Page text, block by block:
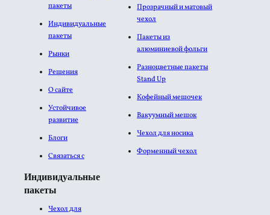
пакеты
Индивидуальные
пакеты
Рынки
Решения
О сайте
Устойчивое
развитие
Блоги
Связаться с
Прозрачный и матовый
чехол
Пакеты из
алюминиевой фольги​
Разноцветные пакеты
Stand Up
Кофейный мешочек
Вакуумный мешок
Чехол для носика
Форменный чехол
Индивидуальные
пакеты
Чехол для